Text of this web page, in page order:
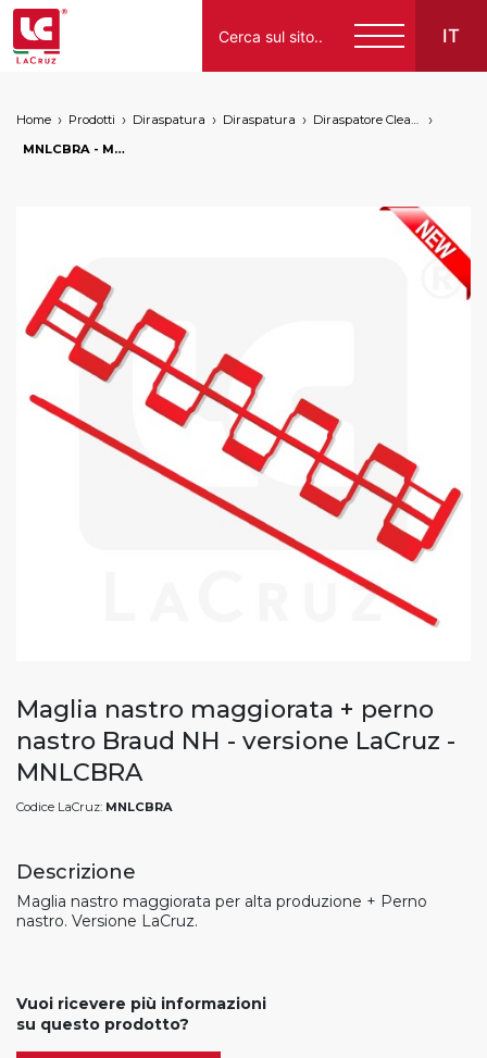
IT
Italiano
Français
Español
Deutsch
Home Prodotti Diraspatura Diraspatura
Diraspatore CleanGrape di LaCruz
MNLCBRA - Maglia nastro maggiorata + perno nastro Braud NH - versione LaCruz, markets: []string{"A", "B"}
Maglia nastro maggiorata + perno
nastro Braud NH - versione LaCruz -
MNLCBRA
Codice LaCruz: MNLCBRA
Descrizione
Maglia nastro maggiorata per alta produzione + Perno
nastro. Versione LaCruz.
Vuoi ricevere più informazioni
su questo prodotto?